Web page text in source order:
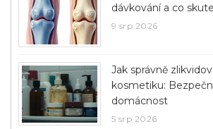
dávkování a co
9 srp 2026
Jak správně
kosmetiku:
domácnost
5 srp 2026